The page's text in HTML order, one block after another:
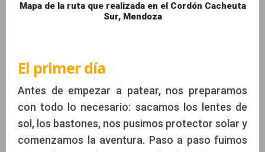
Mapa de la ruta que realizada en el Cordón Cacheuta
Sur, Mendoza
El primer día
Antes de empezar a patear, nos preparamos
con todo lo necesario: sacamos los lentes de
sol, los bastones, nos pusimos protector solar y
comenzamos la aventura. Paso a paso fuimos